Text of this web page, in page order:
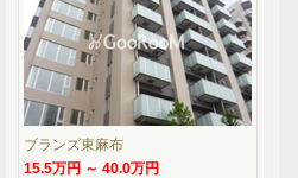
ブランズ東麻布
15.5万円 ～ 40.0万円